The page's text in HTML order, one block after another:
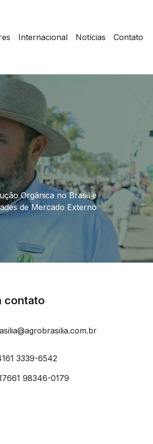
Internacional Notícias Contato
Orgânica no Brasil e
de Mercado Externo
contato
61 3339-6542
61 98346-0179